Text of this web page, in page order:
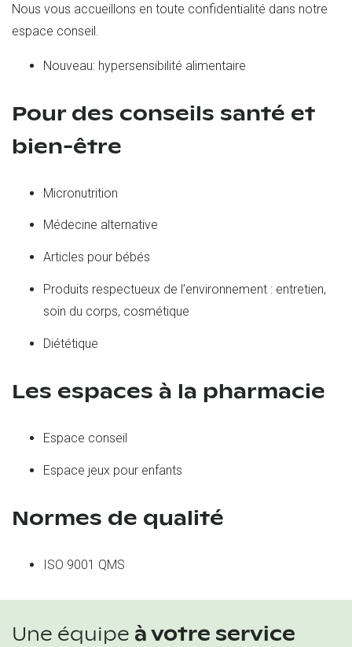
Nous vous accueillons en toute confidentialité dans notre
espace conseil.
Nouveau: hypersensibilité alimentaire
Pour des conseils santé et
bien-être
Micronutrition
Médecine alternative
Articles pour bébés
Produits respectueux de l’environnement : entretien,
soin du corps, cosmétique
Diététique
Les espaces à la pharmacie
Espace conseil
Espace jeux pour enfants
Normes de qualité
ISO 9001 QMS
Une équipe à votre service